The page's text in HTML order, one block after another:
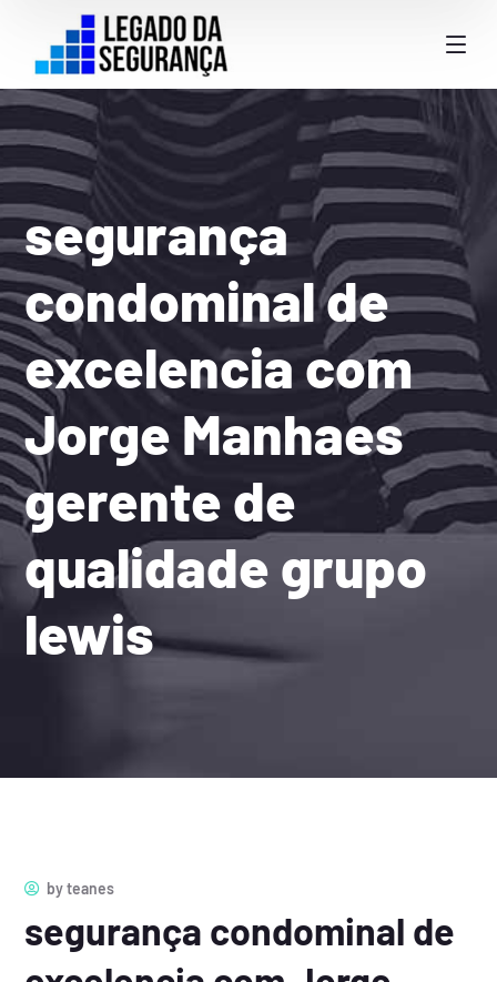
segurança
condominal de
excelencia com
Jorge Manhaes
gerente de
qualidade grupo
lewis
byteanes
segurança condominal de